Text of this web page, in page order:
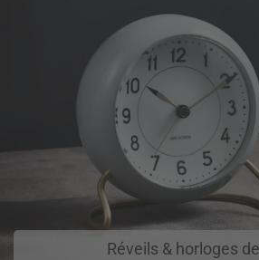
Réveils & horloges